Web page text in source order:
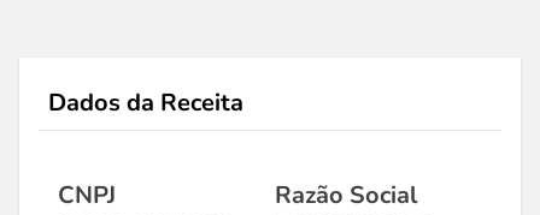
Dados da Receita
CNPJ Razão Social